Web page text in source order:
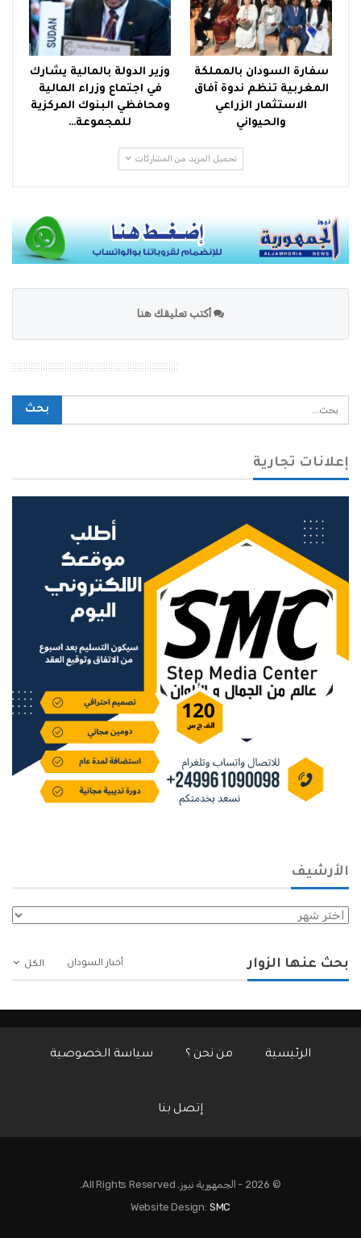
سفارة السودان بالمملكة
المغربية تنظم ندوة آفاق
الاستثمار الزراعي
والحيواني
وزير الدولة بالمالية يشارك
في اجتماع وزراء المالية
ومحافظي البنوك المركزية
للمجموعة…
تحميل المزيد من المشاركات
أكتب تعليقك هنا
إعلانات تجارية
الأرشيف
الأرشيف
الكل بحث عنها الزوار أخبار السودان
الرئيسية من نحن ؟ سياسة الخصوصية
إتصل بنا
© 2026 - الجمهورية نيوز. All Rights Reserved.
Website Design: SMC